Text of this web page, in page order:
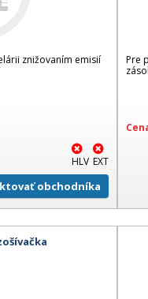
znižovaním emisií
HLV EXT
obchodníka
Pre